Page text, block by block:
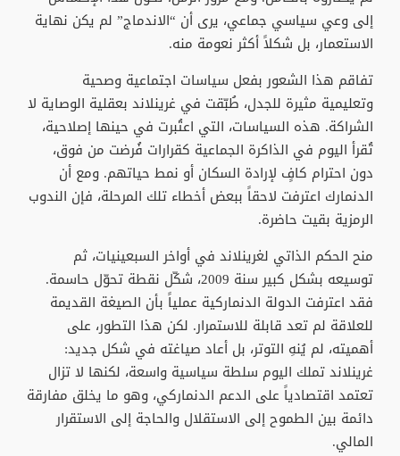
إلى وعي سياسي جماعي، يرى أن “الاندماج” لم يكن نهاية
الاستعمار، بل شكلاً أكثر نعومة منه.
تفاقم هذا الشعور بفعل سياسات اجتماعية وصحية
وتعليمية مثيرة للجدل، طُبّقت في غرينلاند بعقلية الوصاية لا
الشراكة. هذه السياسات، التي اعتُبرت في حينها إصلاحية،
تُقرأ اليوم في الذاكرة الجماعية كقرارات فُرضت من فوق،
دون احترام كافٍ لإرادة السكان أو نمط حياتهم. ومع أن
الدنمارك اعترفت لاحقاً ببعض أخطاء تلك المرحلة، فإن الندوب
الرمزية بقيت حاضرة.
منح الحكم الذاتي لغرينلاند في أواخر السبعينيات، ثم
توسيعه بشكل كبير سنة 2009، شكّل نقطة تحوّل حاسمة.
فقد اعترفت الدولة الدنماركية عملياً بأن الصيغة القديمة
للعلاقة لم تعد قابلة للاستمرار. لكن هذا التطور، على
أهميته، لم يُنهِ التوتر، بل أعاد صياغته في شكل جديد:
غرينلاند تملك اليوم سلطة سياسية واسعة، لكنها لا تزال
تعتمد اقتصادياً على الدعم الدنماركي، وهو ما يخلق مفارقة
دائمة بين الطموح إلى الاستقلال والحاجة إلى الاستقرار
المالي.